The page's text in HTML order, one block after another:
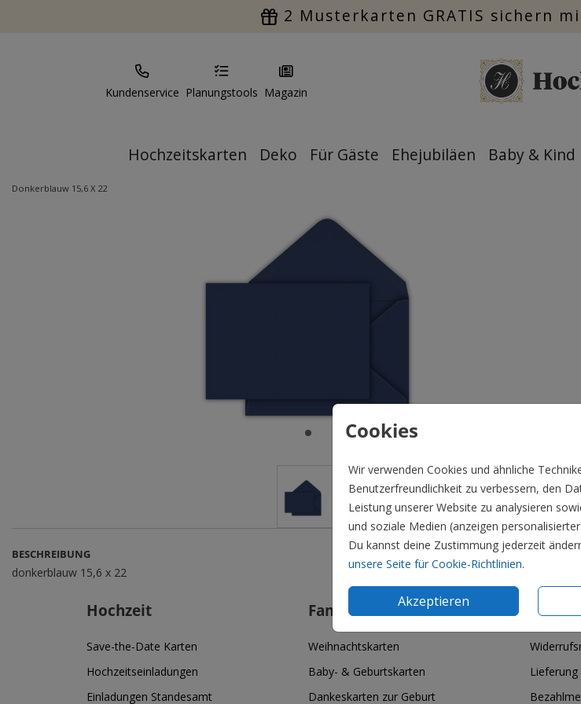
2 Musterkarten GRATIS sichern
Kundenservice Planungstools Magazin
Hochzeitskarten Deko Für Gäste Ehejubiläen Baby & Kind
Cookies
Wir verwenden Cookies und ähnliche
Benutzerfreundlichkeit zu verbessern, den
Leistung unserer Website zu analysieren
und soziale Medien (anzeigen
Du kannst deine Zustimmung jederzeit
unsere Seite für Cookie-Richtlinien.
Akzeptieren
Donkerblauw 15,6 X 22
BESCHREIBUNG
donkerblauw 15,6 x 22
Hochzeit
Save-the-Date Karten
Hochzeitseinladungen
Einladungen Standesamt
Familie & Feiertage
Weihnachtskarten
Baby- & Geburtskarten
Dankeskarten zur Geburt
Lieferung